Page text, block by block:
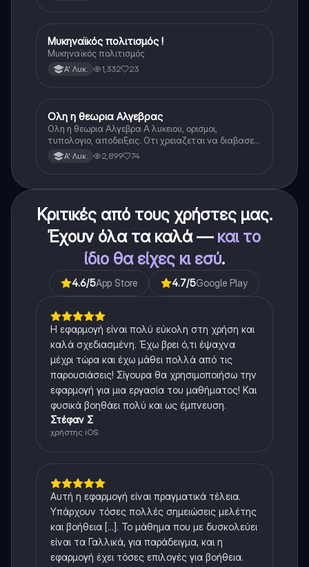
Ιστορία
Μυκηναϊκός πολιτισμός !
Μυκηναϊκός πολιτισμός
Α' Λυκ. 1,332 23
Μαθηματικά
Ολη η θεωρια Αλγεβρας
Ολη η θεωρια Αλγεβρα Α λυκειου, ορισμοι,
τυπολογιο, αποδειξεις. Οτι χρειαζεται να διαβασεις
για το θεωρητικο κομματι της αλγεβρας.
Α' Λυκ. 2,899 74
Κριτικές από τους χρήστες μας.
Έχουν όλα τα καλά — και το
ίδιο θα είχες κι εσύ.
4.6/5App Store 4.7/5Google Play
Η εφαρμογή είναι πολύ εύκολη στη χρήση και
καλά σχεδιασμένη. Έχω βρει ό,τι έψαχνα
μέχρι τώρα και έχω μάθει πολλά από τις
παρουσιάσεις! Σίγουρα θα χρησιμοποιήσω την
εφαρμογή για μια εργασία του μαθήματος! Και
φυσικά βοηθάει πολύ και ως έμπνευση.
Στέφαν Σ
χρήστης iOS
Αυτή η εφαρμογή είναι πραγματικά τέλεια.
Υπάρχουν τόσες πολλές σημειώσεις μελέτης
και βοήθεια [...]. Το μάθημα που με δυσκολεύει
είναι τα Γαλλικά, για παράδειγμα, και η
εφαρμογή έχει τόσες επιλογές για βοήθεια.